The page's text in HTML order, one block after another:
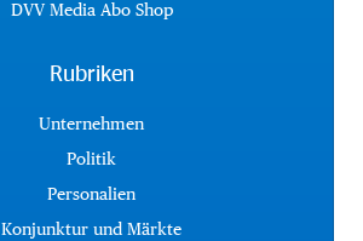
DVV Media Abo Shop
Rubriken
Unternehmen
Politik
Personalien
Konjunktur und Märkte